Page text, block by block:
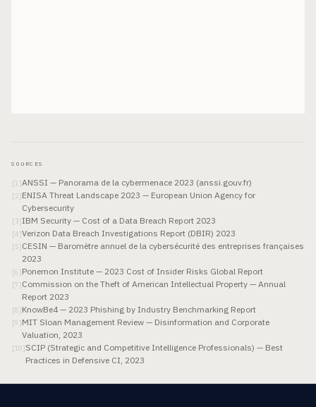
SOURCES
[1 ]ANSSI — Panorama de la cybermenace 2023 (anssi.gouv.fr)
[2]ENISA Threat Landscape 2023 — European Union Agency for
Cybersecurity
[ 3]IBM Security — Cost of a Data Breach Report 2023
[4 ]Verizon Data Breach Investigations Report (DBIR) 2023
[5]CESIN — Baromètre annuel de la cybersécurité des entreprises françaises
2023
[6 ]Ponemon Institute — 2023 Cost of Insider Risks Global Report
[7 ]Commission on the Theft of American Intellectual Property — Annual
Report 2023
[8]KnowBe4 — 2023 Phishing by Industry Benchmarking Report
[9 ]MIT Sloan Management Review — Disinformation and Corporate
Valuation, 2023
[10]SCIP (Strategic and Competitive Intelligence Professionals) — Best
Practices in Defensive CI, 2023